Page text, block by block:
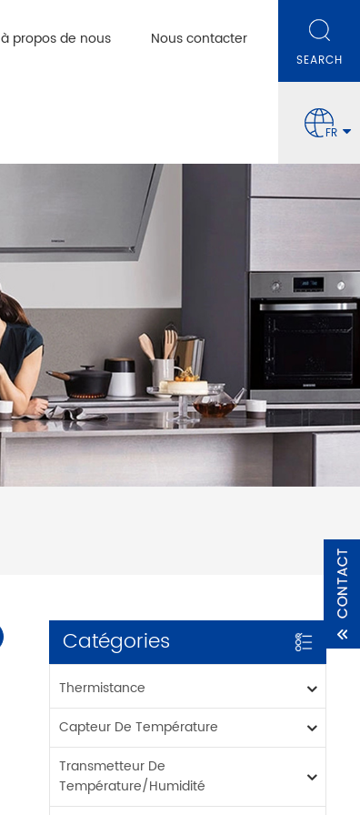
à propos de nous Nous contacter
FR
Catégories
Thermistance
Capteur De Température
Transmetteur De
Température/humidité